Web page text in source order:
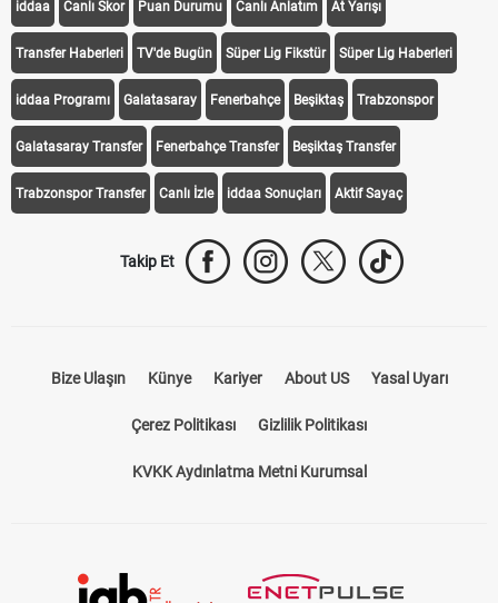
iddaa Canlı Skor Puan Durumu Canlı Anlatım At Yarışı
Transfer Haberleri TV'de Bugün Süper Lig Fikstür Süper Lig Haberleri
iddaa Programı Galatasaray Fenerbahçe Beşiktaş Trabzonspor
Galatasaray Transfer Fenerbahçe Transfer Beşiktaş Transfer
Trabzonspor Transfer Canlı İzle iddaa Sonuçları Aktif Sayaç